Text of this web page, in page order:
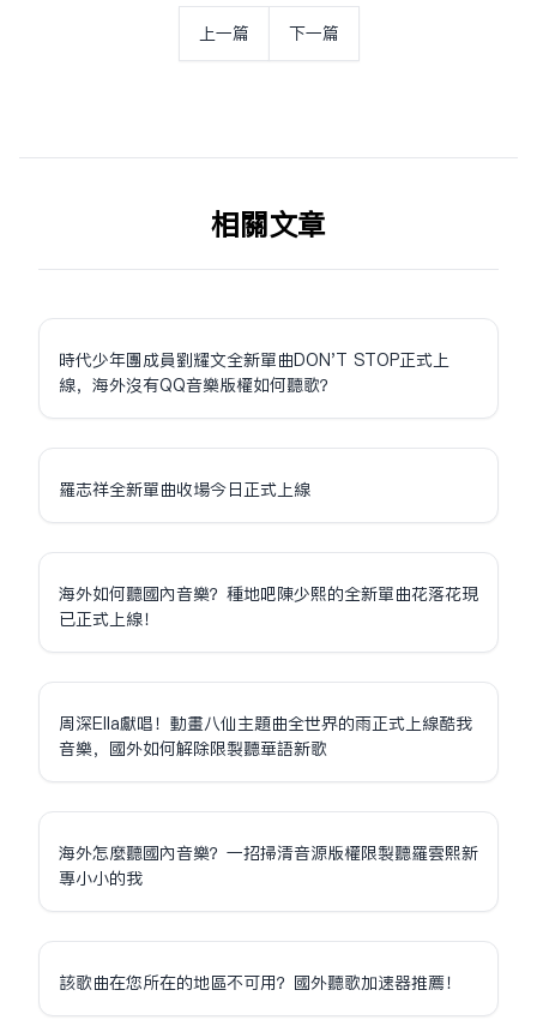
上一篇 下一篇
相关文章
時代少年團成員劉耀文全新單曲DON'T STOP正式上
線，海外沒有QQ音樂版權如何聽歌？
羅志祥全新單曲收場今日正式上線
海外如何聽國內音樂？種地吧陳少熙的全新單曲花落花現
已正式上線！
周深Ella獻唱！動畫八仙主題曲全世界的雨正式上線酷我
音樂，國外如何解除限制聽華語新歌
海外怎麼聽國內音樂？一招掃清音源版權限制聽羅雲熙新
專小小的我
該歌曲在您所在的地區不可用？國外聽歌加速器推薦！